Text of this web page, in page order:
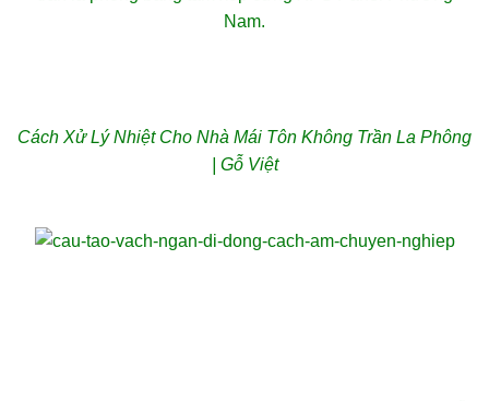
Cách Xử Lý Nhiệt Cho Nhà Mái Tôn Không Trần La Phông
| Gỗ Việt